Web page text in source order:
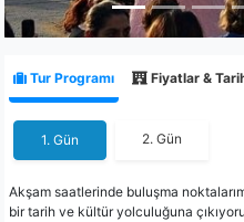
Tur Programı Fiyatlar &
1. Gün 2. Gün
Akşam saatlerinde buluşma
bir tarih ve kültür yolculuğuna